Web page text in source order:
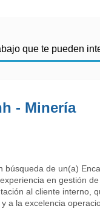
que te pueden
- Minería
búsqueda de un(a)
en gestión de
al cliente interno,
a la excelencia